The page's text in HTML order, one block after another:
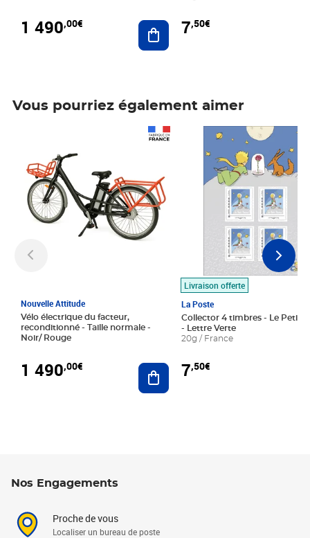
1 490,00€ Ajouter au panier
7,50€
Vous pourriez également aimer
Nouvelle Attitude
Vélo électrique du facteur,
reconditionné - Taille normale -
Noir/ Rouge
1 490,00€ Ajouter au panier
Livraison offerte
La Poste
Collector 4 timbres - Le Petit
- Lettre Verte
20g / France
7,50€
Prix 7,50€
Nos Engagements
Proche de vous
Localiser un bureau de poste